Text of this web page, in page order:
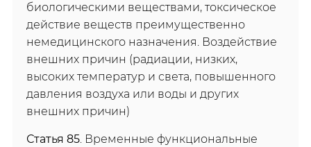
биологическими веществами, токсическое
действие веществ преимущественно
немедицинского назначения. Воздействие
внешних причин (радиации, низких,
высоких температур и света, повышенного
давления воздуха или воды и других
внешних причин)
Статья 85. Временные функциональные